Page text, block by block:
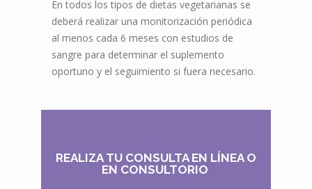
En todos los tipos de dietas vegetarianas se
deberá realizar una monitorización periódica
al menos cada 6 meses con estudios de
sangre para determinar el suplemento
oportuno y el seguimiento si fuera necesario.
REALIZA TU CONSULTA EN LÍNEA O
EN CONSULTORIO